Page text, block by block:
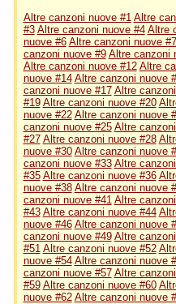
Altre canzoni nuove #1 Altre
#3 Altre canzoni nuove #4 Altre
nuove #6 Altre canzoni nuove #7
canzoni nuove #9 Altre canzoni
Altre canzoni nuove #12 Altre
nuove #14 Altre canzoni nuove
canzoni nuove #17 Altre
#19 Altre canzoni nuove #20
nuove #22 Altre canzoni nuove
canzoni nuove #25 Altre
#27 Altre canzoni nuove #28
nuove #30 Altre canzoni nuove
canzoni nuove #33 Altre
#35 Altre canzoni nuove #36
nuove #38 Altre canzoni nuove
canzoni nuove #41 Altre
#43 Altre canzoni nuove #44
nuove #46 Altre canzoni nuove
canzoni nuove #49 Altre
#51 Altre canzoni nuove #52
nuove #54 Altre canzoni nuove
canzoni nuove #57 Altre
#59 Altre canzoni nuove #60
nuove #62 Altre canzoni nuove